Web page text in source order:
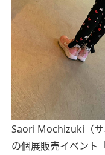
Saori Mochizuki（サ
の個展販売イベント